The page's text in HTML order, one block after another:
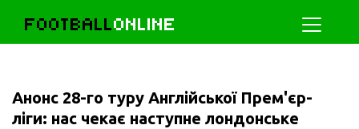
FOOTBALLONLINE
Анонс 28-го туру Англійської Прем'єр-
ліги: нас чекає наступне лондонське